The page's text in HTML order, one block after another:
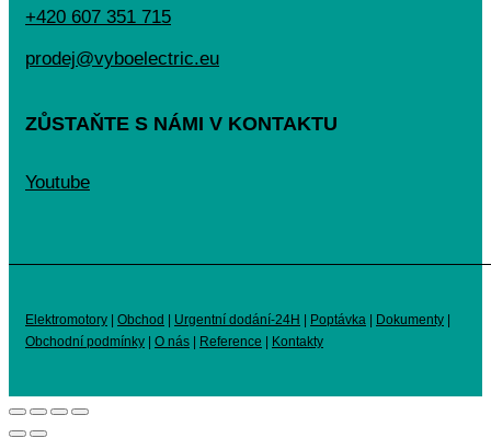
+420 607 351 715
prodej@vyboelectric.eu
ZŮSTAŇTE S NÁMI V KONTAKTU
Youtube
Elektromotory Obchod Urgentní dodání-24H Poptávka Dokumenty
Obchodní podmínky
O nás Reference Kontakty